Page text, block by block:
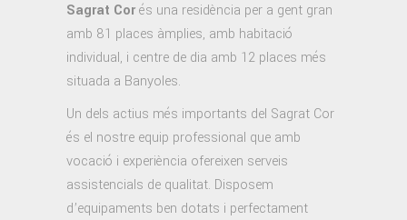
Sagrat Corés una residència per a gent gran
amb 81 places àmplies, amb habitació
individual, i centre de dia amb 12 places més
situada a Banyoles.
Un dels actius més importants del Sagrat Cor
és el nostre equip professional que amb
vocació i experiència ofereixen serveis
assistencials de qualitat. Disposem
d’equipaments ben dotats i perfectament